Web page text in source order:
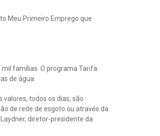
Meu Primeiro Emprego que
famílias. O programa Tarifa
de água.
todos os dias, são
de rede de esgoto ou através da
diretor-presidente da